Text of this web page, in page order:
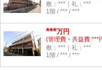
敷：***｜礼：***
1階 / *** / ***
***万円
(管理費・共益費 ***
敷：***｜礼：***
1階 / *** / ***